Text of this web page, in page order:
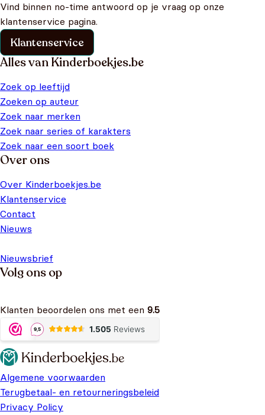
Vind binnen no-time antwoord op je vraag op onze
klantenservice pagina.
Klantenservice
Alles van Kinderboekjes.be
Zoek op leeftijd
Zoeken op auteur
Zoek naar merken
Zoek naar series of karakters
Zoek naar een soort boek
Over ons
Over Kinderboekjes.be
Klantenservice
Contact
Nieuws
Nieuwsbrief
Volg ons op
Klanten beoordelen ons met een 9.5
Algemene voorwaarden
Terugbetaal- en retourneringsbeleid
Privacy Policy